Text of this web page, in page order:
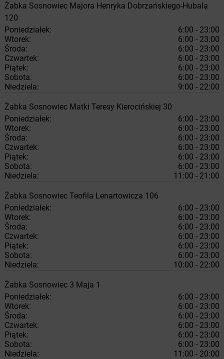
Żabka Sosnowiec Majora Henryka Dobrzańskiego-Hubala
120
Poniedziałek:
6:00 - 23:00
Wtorek:
6:00 - 23:00
Środa:
6:00 - 23:00
Czwartek:
6:00 - 23:00
Piątek:
6:00 - 23:00
Sobota:
6:00 - 23:00
Niedziela:
9:00 - 22:00
Żabka Sosnowiec Matki Teresy Kierocińskiej 30
Poniedziałek:
6:00 - 23:00
Wtorek:
6:00 - 23:00
Środa:
6:00 - 23:00
Czwartek:
6:00 - 23:00
Piątek:
6:00 - 23:00
Sobota:
6:00 - 23:00
Niedziela:
11:00 - 21:00
Żabka Sosnowiec Teofila Lenartowicza 106
Poniedziałek:
6:00 - 23:00
Wtorek:
6:00 - 23:00
Środa:
6:00 - 23:00
Czwartek:
6:00 - 23:00
Piątek:
6:00 - 23:00
Sobota:
6:00 - 23:00
Niedziela:
10:00 - 22:00
Żabka Sosnowiec 3 Maja 1
Poniedziałek:
6:00 - 23:00
Wtorek:
6:00 - 23:00
Środa:
6:00 - 23:00
Czwartek:
6:00 - 23:00
Piątek:
6:00 - 23:00
Sobota:
6:00 - 23:00
Niedziela:
11:00 - 20:00